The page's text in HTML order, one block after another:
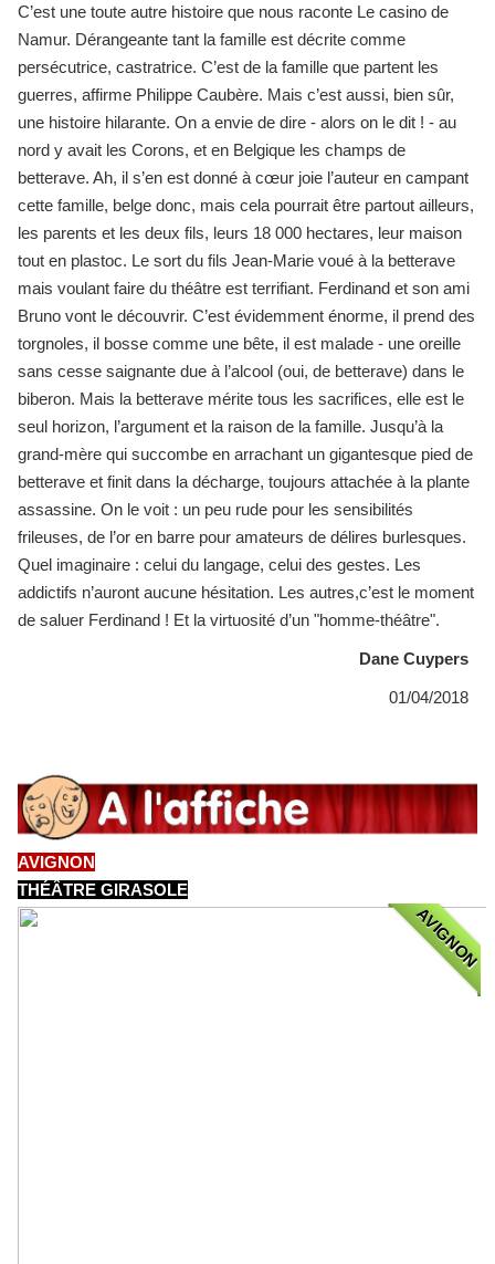
C’est une toute autre histoire que nous raconte Le casino de
Namur. Dérangeante tant la famille est décrite comme
persécutrice, castratrice. C’est de la famille que partent les
guerres, affirme Philippe Caubère. Mais c’est aussi, bien sûr,
une histoire hilarante. On a envie de dire - alors on le dit ! - au
nord y avait les Corons, et en Belgique les champs de
betterave. Ah, il s’en est donné à cœur joie l’auteur en campant
cette famille, belge donc, mais cela pourrait être partout ailleurs,
les parents et les deux fils, leurs 18 000 hectares, leur maison
tout en plastoc. Le sort du fils Jean-Marie voué à la betterave
mais voulant faire du théâtre est terrifiant. Ferdinand et son ami
Bruno vont le découvrir. C’est évidemment énorme, il prend des
torgnoles, il bosse comme une bête, il est malade - une oreille
sans cesse saignante due à l’alcool (oui, de betterave) dans le
biberon. Mais la betterave mérite tous les sacrifices, elle est le
seul horizon, l’argument et la raison de la famille. Jusqu’à la
grand-mère qui succombe en arrachant un gigantesque pied de
betterave et finit dans la décharge, toujours attachée à la plante
assassine. On le voit : un peu rude pour les sensibilités
frileuses, de l’or en barre pour amateurs de délires burlesques.
Quel imaginaire : celui du langage, celui des gestes. Les
addictifs n’auront aucune hésitation. Les autres,c’est le moment
de saluer Ferdinand ! Et la virtuosité d’un "homme-théâtre".
Dane Cuypers
01/04/2018
AVIGNON
THÉÂTRE GIRASOLE
AVIGNON